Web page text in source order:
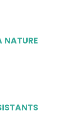
NATURE